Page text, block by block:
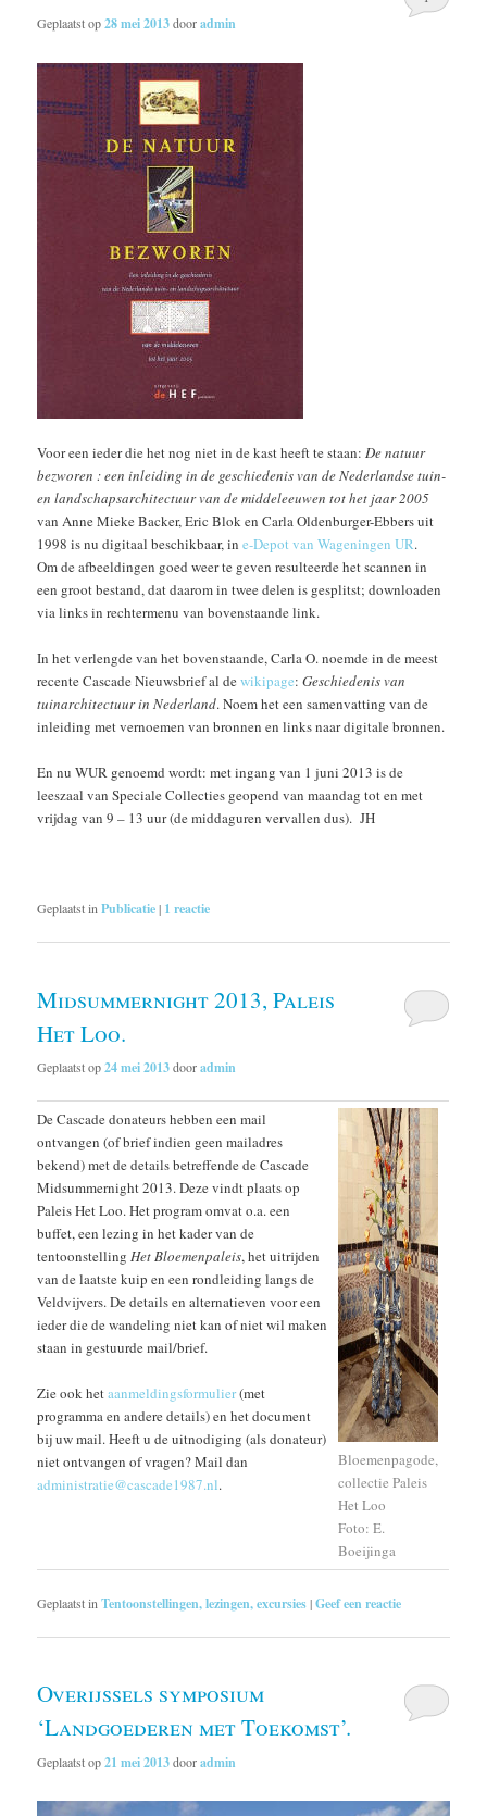
Geplaatst op28 mei 2013dooradmin
Voor een ieder die het nog niet in de kast heeft te staan:De natuur
bezworen : een inleiding in de geschiedenis van de Nederlandse tuin-
en landschapsarchitectuur van de middeleeuwen tot het jaar 2005
van Anne Mieke Backer, Eric Blok en Carla Oldenburger-Ebbers uit
1998 is nu digitaal beschikbaar, ine-Depot van Wageningen UR.
Om de afbeeldingen goed weer te geven resulteerde het scannen in
een groot bestand, dat daarom in twee delen is gesplitst; downloaden
via links in rechtermenu van bovenstaande link.
In het verlengde van het bovenstaande, Carla O. noemde in de meest
recente Cascade Nieuwsbrief al dewikipage:Geschiedenis van
tuinarchitectuur in Nederland. Noem het een samenvatting van de
inleiding met vernoemen van bronnen en links naar digitale bronnen.
En nu WUR genoemd wordt: met ingang van 1 juni 2013 is de
leeszaal van Speciale Collecties geopend van maandag tot en met
vrijdag van 9 – 13 uur (de middaguren vervallen dus). JH
Geplaatst inPublicatie| 1 reactie
Midsummernight 2013, Paleis
Het Loo.
Geplaatst op24 mei 2013dooradmin
De Cascade donateurs hebben een mail
ontvangen (of brief indien geen mailadres
bekend) met de details betreffende de Cascade
Midsummernight 2013. Deze vindt plaats op
Paleis Het Loo. Het program omvat o.a. een
buffet, een lezing in het kader van de
tentoonstellingHet Bloemenpaleis, het uitrijden
van de laatste kuip en een rondleiding langs de
Veldvijvers. De details en alternatieven voor een
ieder die de wandeling niet kan of niet wil maken
staan in gestuurde mail/brief.
Zie ook hetaanmeldingsformulier(met
programma en andere details) en het document
bij uw mail. Heeft u de uitnodiging (als donateur)
niet ontvangen of vragen? Mail dan
administratie@cascade1987.nl.
Bloemenpagode,
collectie Paleis
Het Loo
Foto: E.
Boeijinga
Geplaatst in Tentoonstellingen, lezingen, excursies|Geef een reactie
Overijssels symposium
‘Landgoederen met Toekomst’.
Geplaatst op21 mei 2013dooradmin